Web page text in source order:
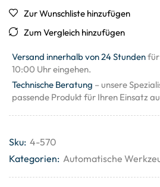
Zur Wunschliste hinzufügen
Zum Vergleich hinzufügen
Versand innerhalb von 24 Stundenfür
10:00 Uhr eingehen.
Technische Beratung – unsere
passende Produkt für Ihren Einsatz
Sku: 4-570
Kategorien: Automatische